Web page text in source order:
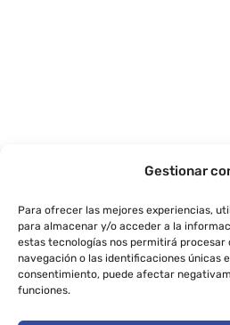
Gestionar
Para ofrecer las mejores experiencias,
para almacenar y/o acceder a la
estas tecnologías nos permitirá
navegación o las identificaciones únicas
consentimiento, puede afectar
funciones.